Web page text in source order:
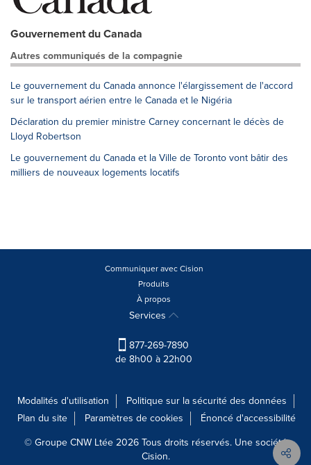
Gouvernement du Canada
Autres communiqués de la compagnie
Le gouvernement du Canada annonce l'élargissement de l'accord
sur le transport aérien entre le Canada et le Nigéria
Déclaration du premier ministre Carney concernant le décès de
Lloyd Robertson
Le gouvernement du Canada et la Ville de Toronto vont bâtir des
milliers de nouveaux logements locatifs
Communiquer avec Cision
Produits
À propos
Services
877-269-7890
de 8h00 à 22h00
Modalités d'utilisation
Politique sur la sécurité des données
Plan du site
Paramètres de cookies
Énoncé d'accessibilité
© Groupe CNW Ltée 2026 Tous droits réservés. Une société
Cision.